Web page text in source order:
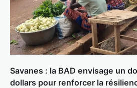
Savanes : la BAD envisage un
dollars pour renforcer la